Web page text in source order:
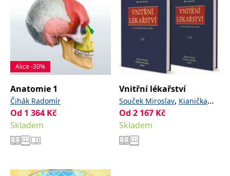
Akce -30%
Anatomie 1
Čihák Radomír
Od 1 364 Kč
Skladem
Vnitřní lékařství
Souček Miroslav, Kianička
Bohuslav, a kolektiv
Od 2 167 Kč
Skladem